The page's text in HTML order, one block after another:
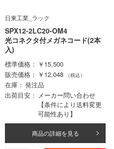
日東工業_ラック
SPX12-2LC20-OM4
光コネクタ付メガネコード(2本
入)
標準価格
￥15,500
販売価格
￥12,048 （税込）
在庫
発注品
出荷目安
メーカー問い合わせ
【条件により送料変更
可能性あり】
商品の詳細を見る